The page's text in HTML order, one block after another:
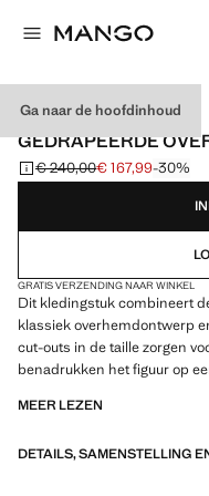
Ga naar de hoofdinhoud
CAPSULE
GEDRAPEERDE
Oorspronkelijke prijs
€ 240,00
Huidige prijs [€ 167,99 ]
€ 167,99-30%
Kies een kleur
GRATIS VERZENDING NAAR WINKEL
Dit kledingstuk combineert
klassiek overhemdontwerp
cut-outs in de taille zorgen
benadrukken het figuur op
snit. Lang ontwerp. V-hals
Blinde knoopsluiting aan de
MEER LEZEN
DETAILS, SAMENSTELLING